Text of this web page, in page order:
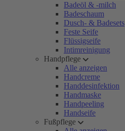
Badeöl & -milch
Badeschaum
Dusch- & Badesets
Feste Seife
Flüssigseife
Intimreinigung
Handpflege
Alle anzeigen
Handcreme
Handdesinfektion
Handmaske
Handpeeling
Handseife
Fußpflege